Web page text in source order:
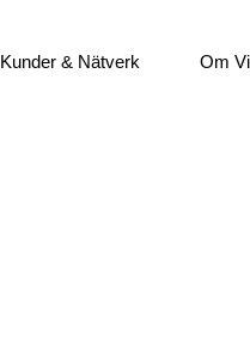
Kunder & Nätverk Om